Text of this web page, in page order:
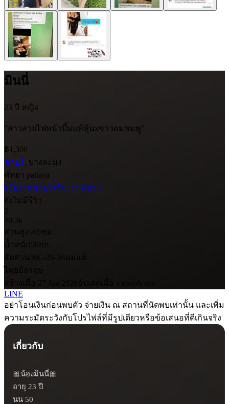
มินนี่
23 ปี หญิง
"สาวสวยไฟหน้าบึ้มแท้หุ้นxขาวอมชมพู"
฿1,300
ชลบุรี, บางละมุง
พัทยา pattaya
#รับงานชลบุรี#รับงานพัทยา
ยังไม่มีรีวิว
2
20.3k
ส่วนสูง 165ซม.
น้ำหนัก 50กก.
สัดส่วน 36C-26-36
ไทย
LINE
อย่าโอนเงินก่อนพบตัว จ่ายเงิน ณ สถานที่นัดพบเท่านั้น และเพิ่ม
ความระมัดระวังกับโปรไฟล์ที่มีรูปเดียวหรือข้อเสนอที่ดีเกินจริง
เกี่ยวกับ
🎀น้องมินนี่🎀
อายุ 23 ปี
นน 50